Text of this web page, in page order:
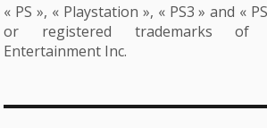
« PS », « Playstation », « PS3 » and «
or registered trademarks of
Entertainment Inc.